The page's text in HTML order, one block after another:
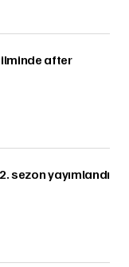
after
sezon yayımlandı